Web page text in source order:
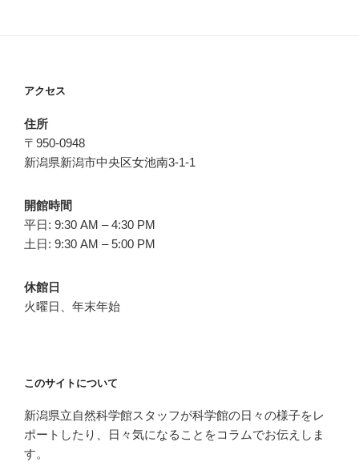
アクセス
住所
〒950-0948
新潟県新潟市中央区女池南3-1-1
開館時間
平日: 9:30 AM – 4:30 PM
土日: 9:30 AM – 5:00 PM
休館日
火曜日、年末年始
このサイトについて
新潟県立自然科学館スタッフが科学館の日々の様子をレ
ポートしたり、日々気になることをコラムでお伝えしま
す。